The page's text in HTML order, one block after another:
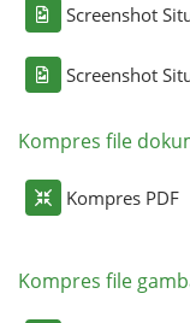
Screenshot
Screenshot
Kompres file
Kompres PDF
Kompres file